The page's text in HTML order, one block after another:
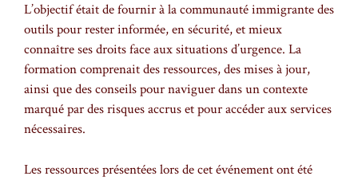
L’objectif était de fournir à la communauté immigrante des
outils pour rester informée, en sécurité, et mieux
connaître ses droits face aux situations d’urgence. La
formation comprenait des ressources, des mises à jour,
ainsi que des conseils pour naviguer dans un contexte
marqué par des risques accrus et pour accéder aux services
nécessaires.
Les ressources présentées lors de cet événement ont été